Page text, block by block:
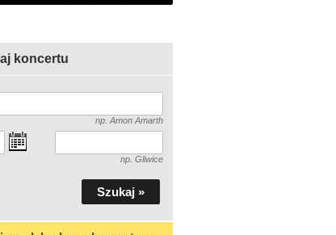
koncertu
np. Amon Amarth
np. Gliwice